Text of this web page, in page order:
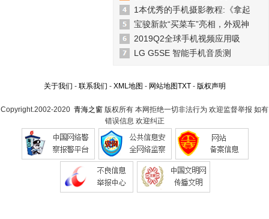
1本优秀的手机摄影教程:《拿起
宝骏新款“买菜车”亮相，外观神
2019Q2全球手机视频应用吸
LG G5SE 智能手机音质测
关于我们 - 联系我们 - XML地图 - 网站地图TXT- 版权声明
Copyright.2002-2020 青海之窗 版权所有 本网拒绝一切非法行为 欢迎监督举报 如有
错误信息 欢迎纠正